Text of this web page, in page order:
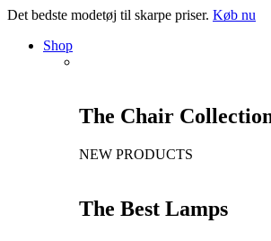
Det bedste modetøj til skarpe priser. Køb nu
Shop
The Chair
NEW PRODUCTS
The Best Lamps